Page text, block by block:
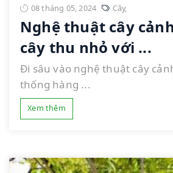
08 tháng 05, 2024 Cây,
Nghệ thuật cây
cây thu nhỏ với ...
Đi sâu vào nghệ thuật cây
thống hàng ...
Xem thêm